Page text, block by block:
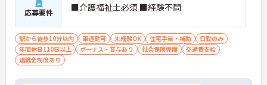
応募要件 ■介護福祉士必須 ■経験不問
駅から徒歩10分以内 車通勤可 未経験OK 住宅手当・補助
日勤のみ
年間休日110日以上
ボーナス・賞与あり 社会保険完備
交通費支給
退職金制度あり